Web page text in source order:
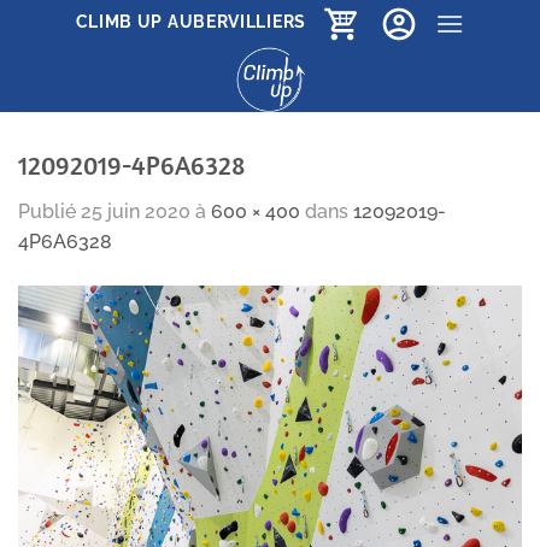
CLIMB UP AUBERVILLIERS
12092019-4P6A6328
Publié 25 juin 2020 à 600 × 400 dans 12092019-
4P6A6328